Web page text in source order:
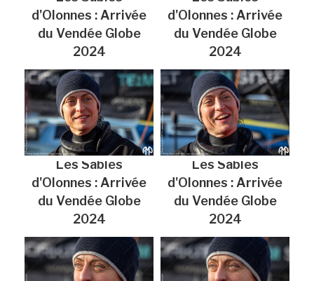
d'Olonnes : Arrivée
du Vendée Globe
2024
d'Olonnes : Arrivée
du Vendée Globe
2024
Les Sables
d'Olonnes : Arrivée
du Vendée Globe
2024
Les Sables
d'Olonnes : Arrivée
du Vendée Globe
2024